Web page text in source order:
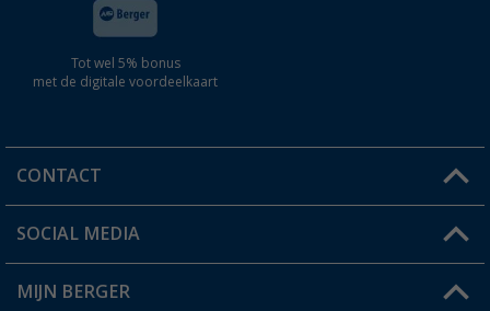
Tot wel 5% bonus
met de digitale voordeelkaart
CONTACT
Een vraag?
Winkel vinden
SOCIAL MEDIA
MIJN BERGER